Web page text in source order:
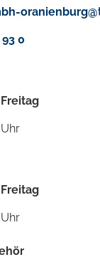
93 0